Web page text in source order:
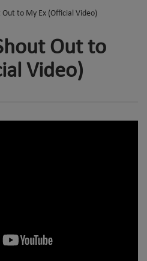
Out to My Ex (Official Video)
Out to
Video)